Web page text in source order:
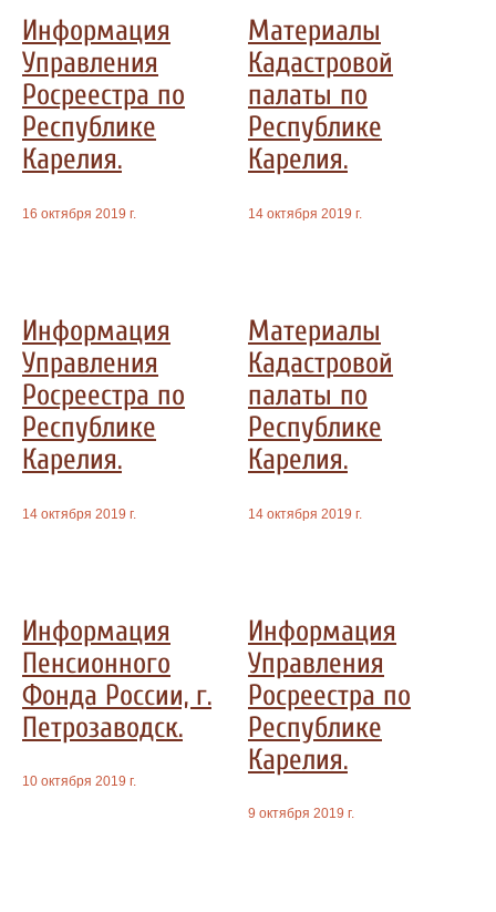
Информация
Управления
Росреестра по
Республике
Карелия.
16 октября 2019 г.
Материалы
Кадастровой
палаты по
Республике
Карелия.
14 октября 2019 г.
Информация
Управления
Росреестра по
Республике
Карелия.
14 октября 2019 г.
Материалы
Кадастровой
палаты по
Республике
Карелия.
14 октября 2019 г.
Информация
Пенсионного
Фонда России, г.
Петрозаводск.
10 октября 2019 г.
Информация
Управления
Росреестра по
Республике
Карелия.
9 октября 2019 г.